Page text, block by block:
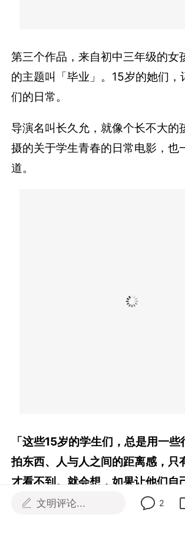
第三个作品，来自初中三年级的女
的主题叫「毕业」。15岁的她们，
们的日常。
导演名叫长久允，就像个长不大的
摄的关于学生青春的日常电影，也
道。
「这些15岁的学生们，总是用一
拍东西、人与人之间的距离感，只
才看不到。就会想，如果让他们自
频，会是什么样的场景。」
文明评论... 2